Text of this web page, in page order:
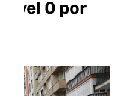
nivel 0 por